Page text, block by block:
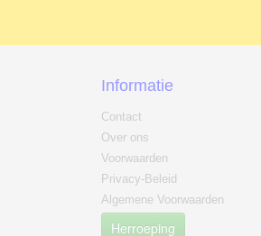
Informatie
Contact
Over ons
Voorwaarden
Privacy-Beleid
Algemene Voorwaarden
Herroeping